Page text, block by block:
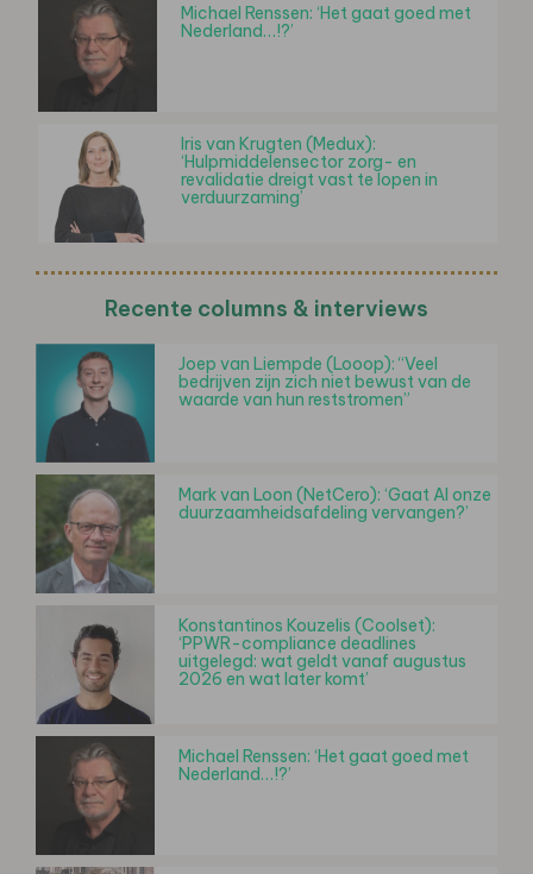
Michael Renssen: ‘Het gaat goed met
Nederland…!?’
Iris van Krugten (Medux):
‘Hulpmiddelensector zorg- en
revalidatie dreigt vast te lopen in
verduurzaming’
Recente columns & interviews
Joep van Liempde (Looop): “Veel
bedrijven zijn zich niet bewust van de
waarde van hun reststromen”
Mark van Loon (NetCero): ‘Gaat AI onze
duurzaamheidsafdeling vervangen?’
Konstantinos Kouzelis (Coolset):
‘PPWR-compliance deadlines
uitgelegd: wat geldt vanaf augustus
2026 en wat later komt’
Michael Renssen: ‘Het gaat goed met
Nederland…!?’